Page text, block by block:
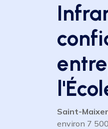
Saint-
environ 7